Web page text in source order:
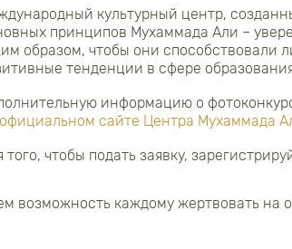
культурный центр,
принципов Мухаммада Али –
образом, чтобы они способствовали
тенденции в сфере
информацию о
официальном сайте Центра Мухаммада
того, чтобы подать заявку,
возможность каждому жертвовать на